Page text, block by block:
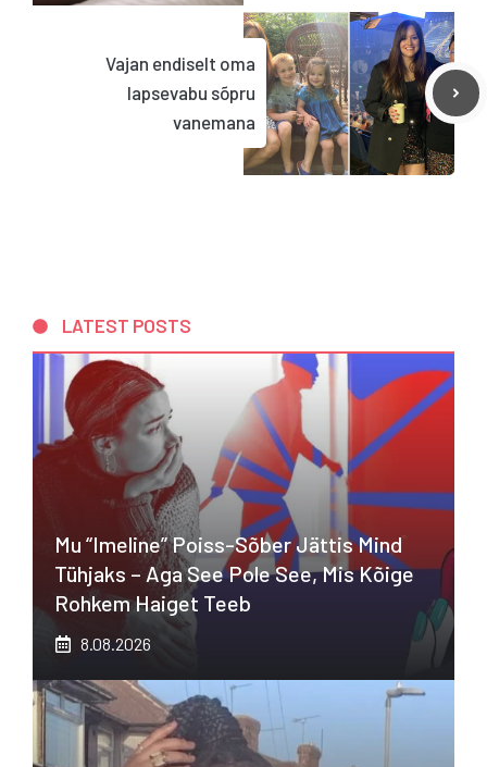
Vajan endiselt oma
lapsevabu sõpru
vanemana
LATEST POSTS
Mu “imeline” Poiss-Sõber Jättis Mind
Tühjaks – Aga See Pole See, Mis Kõige
Rohkem Haiget Teeb
8.08.2026